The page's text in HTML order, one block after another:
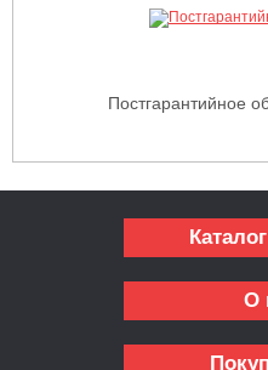
Постгарантийное
О